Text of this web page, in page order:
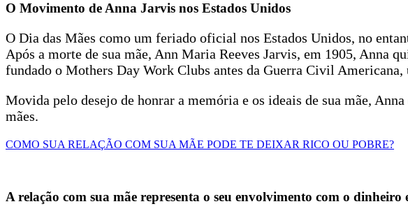
O Movimento de Anna Jarvis nos Estados Unidos
O Dia das Mães como um feriado oficial nos Estados Unidos, no
Após a morte de sua mãe, Ann Maria Reeves Jarvis, em 1905, Anna
fundado o Mothers Day Work Clubs antes da Guerra Civil
Movida pelo desejo de honrar a memória e os ideais de sua mãe,
mães.
COMO SUA RELAÇÃO COM SUA MÃE PODE TE DEIXAR RICO OU POBRE?
A relação com sua mãe representa o seu envolvimento com o dinheiro